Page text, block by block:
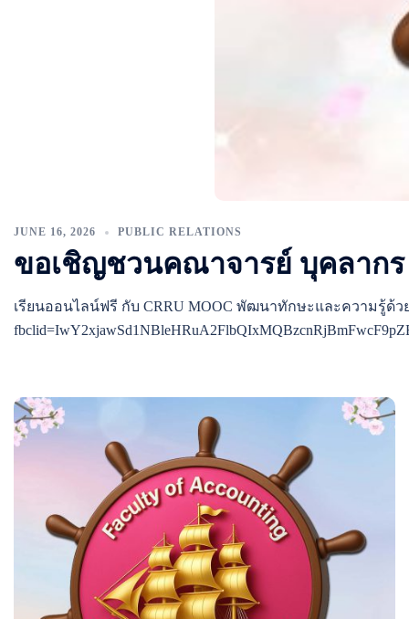
JUNE 16, 2026 PUBLIC RELATIONS
ขอเชิญชวนคณาจารย์ บุคลากร
เรียนออนไลน์ฟรี กับ CRRU MOOC พัฒนาทักษะและความรู้ด้ว